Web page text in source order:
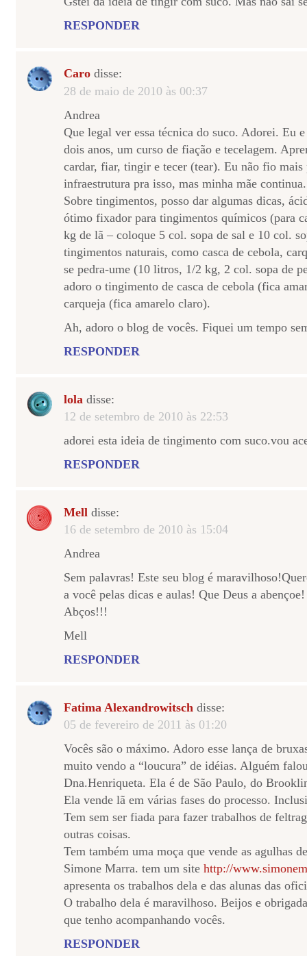
RESPONDER
Caro disse:
28 de maio de 2010 às 00:37
Andrea
Que legal ver essa técnica do suco. Adorei. Eu
dois anos, um curso de fiação e tecelagem.
cardar, fiar, tingir e tecer (tear). Eu não fio mais
infraestrutura pra isso, mas minha mãe continua.
Sobre tingimentos, posso dar algumas dicas,
ótimo fixador para tingimentos químicos (para
kg de lã – coloque 5 col. sopa de sal e 10 col.
tingimentos naturais, como casca de cebola,
se pedra-ume (10 litros, 1/2 kg, 2 col. sopa de
adoro o tingimento de casca de cebola (fica
carqueja (fica amarelo claro).
Ah, adoro o blog de vocês. Fiquei um tempo
RESPONDER
lola disse:
12 de setembro de 2010 às 22:53
adorei esta ideia de tingimento com suco.vou
RESPONDER
Mell disse:
16 de setembro de 2010 às 15:04
Andrea
Sem palavras! Este seu blog é
a você pelas dicas e aulas! Que Deus a abençoe!
Abços!!!
Mell
RESPONDER
Fatima Alexandrowitsch disse:
05 de fevereiro de 2011 às 01:20
Vocês são o máximo. Adoro esse lança de
muito vendo a “loucura” de idéias. Alguém
Dna.Henriqueta. Ela é de São Paulo, do
Ela vende lã em várias fases do processo.
Tem sem ser fiada para fazer trabalhos de
outras coisas.
Tem também uma moça que vende as agulhas
Simone Marra. tem um site http://
apresenta os trabalhos dela e das alunas das
O trabalho dela é maravilhoso. Beijos e
que tenho acompanhando vocês.
RESPONDER